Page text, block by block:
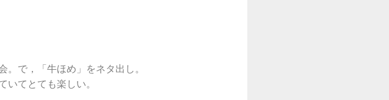
で，「牛ほめ」をネタ出し。
てとても楽しい。